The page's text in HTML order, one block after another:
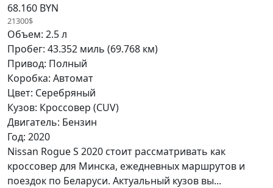
68.160 BYN
21300$
Объем: 2.5 л
Пробег: 43.352 миль (69.768 км)
Привод: Полный
Коробка: Автомат
Цвет: Серебряный
Кузов: Кроссовер (CUV)
Двигатель: Бензин
Год: 2020
Nissan Rogue S 2020 стоит рассматривать как
кроссовер для Минска, ежедневных маршрутов и
поездок по Беларуси. Актуальный кузов вы...